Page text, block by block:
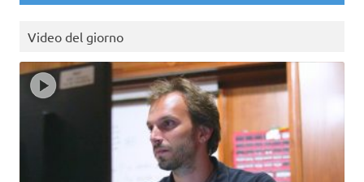
Video del giorno